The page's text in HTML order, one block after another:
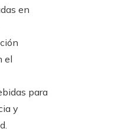
en
el
para
y